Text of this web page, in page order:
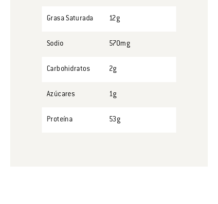
Grasa Saturada 12g
Sodio 570mg
Carbohidratos 2g
Azúcares 1g
Proteína 53g